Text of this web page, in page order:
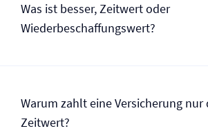
Was ist besser, Zeitwert oder
Wiederbeschaffungswert?
Warum zahlt eine Versicherung nur
Zeitwert?